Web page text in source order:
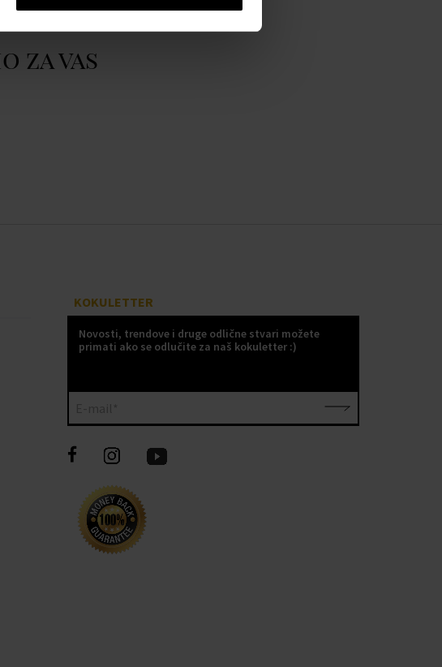
za vas
KOKULETTER
Novosti, trendove i druge odlične stvari možete
primati ako se odlučite za naš kokuletter :)